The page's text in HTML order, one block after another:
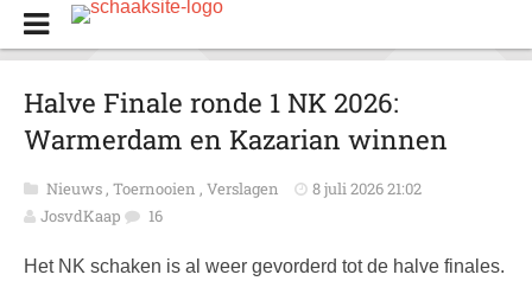
Halve Finale ronde 1 NK 2026:
Warmerdam en Kazarian winnen
Nieuws, Toernooien , Verslagen
8 juli 2026 21:02
JosvdKaap
16
Het NK schaken is al weer gevorderd tot de halve finales.